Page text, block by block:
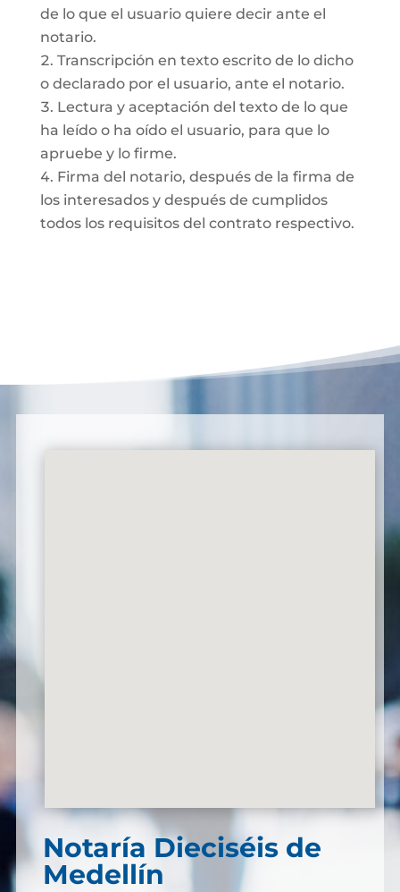
de lo que el usuario quiere decir ante el
notario.
Transcripción en texto escrito de lo dicho
o declarado por el usuario, ante el notario.
Lectura y aceptación del texto de lo que
ha leído o ha oído el usuario, para que lo
apruebe y lo firme.
Firma del notario, después de la firma de
los interesados y después de cumplidos
todos los requisitos del contrato respectivo.
Notaría Dieciséis de
Medellín